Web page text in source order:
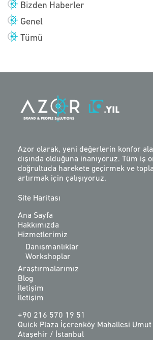
Bizden Haberler
Genel
Tümü
Azor olarak, yeni değerlerin konfor
dışında olduğuna inanıyoruz. Tüm iş
doğrultuda harekete geçirmek ve
artırmak için çalışıyoruz.
Site Haritası
Ana Sayfa
Hakkımızda
Hizmetlerimiz
Danışmanlıklar
Workshoplar
Araştırmalarımız
Blog
İletişim
İletişim
+90 216 570 19 51
Quick Plaza İçerenköy Mahallesi
Ataşehir / İstanbul